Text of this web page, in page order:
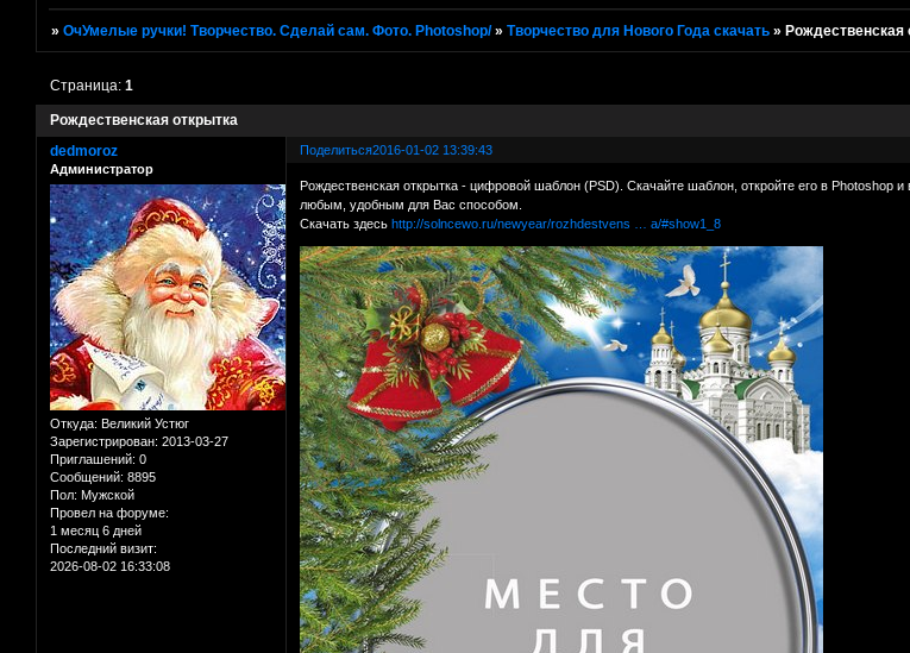
»ОчУмелые ручки! Творчество. Сделай сам. Фото. Photoshop/ »Творчество для Нового Года скачать » Рождественская
Рождественская открытка
Страница:1
Поделиться2016-01-02 13:39:43
dedmoroz
Администратор
Откуда: Великий Устюг
Зарегистрирован: 2013-03-27
Приглашений: 0
Сообщений: 8895
Пол: Мужской
Провел на форуме:
1 месяц 6 дней
Последний визит:
2026-08-02 16:33:08
Рождественская открытка - цифровой шаблон (PSD). Скачайте шаблон, откройте его в
любым, удобным для Вас способом.
Скачать здесьhttp://solncewo.ru/newyear/rozhdestvens … a/#show1_8